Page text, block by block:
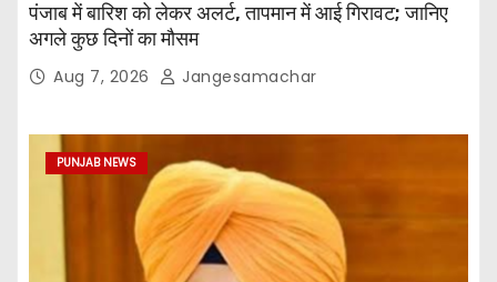
पंजाब में बारिश को लेकर अलर्ट, तापमान में आई गिरावट; जानिए
अगले कुछ दिनों का मौसम
Aug 7, 2026 Jangesamachar
PUNJAB NEWS